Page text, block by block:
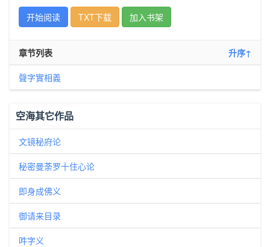
开始阅读
TXT下载 加入书架
章节列表 升序↑
聲字實相義
空海其它作品
文镜秘府论
秘密曼荼罗十住心论
即身成佛义
御请来目录
吽字义